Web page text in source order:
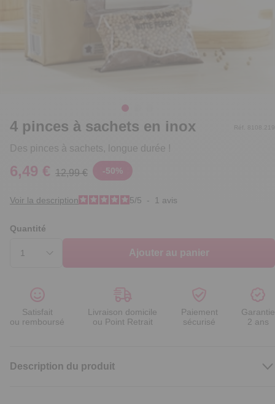
4 pinces à sachets en inox
Des pinces à sachets, longue durée !
Réf. 8108.219
6,49 € 12,99 € -50%
Voir la description 5/5 - 1 avis
Quantité
Ajouter au panier
Satisfait
ou remboursé
Livraison domicile
ou Point Retrait
Paiement
sécurisé
Garantie
2 ans
Description du produit